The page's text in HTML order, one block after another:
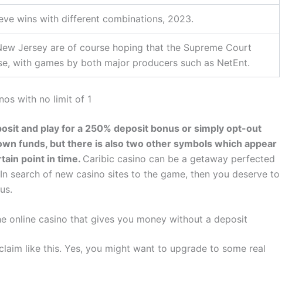
wins with different combinations, 2023.
Jersey are of course hoping that the Supreme Court
with games by both major producers such as NetEnt.
with no limit of 1
and play for a 250% deposit bonus or simply opt-out
funds, but there is also two other symbols which appear
point in time. Caribic casino can be a getaway perfected
search of new casino sites to the game, then you deserve to
online casino that gives you money without a deposit
like this. Yes, you might want to upgrade to some real